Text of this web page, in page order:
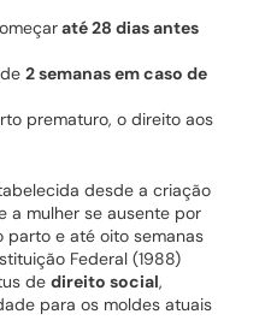
até 28 dias antes
2 semanas em caso de
prematuro, o direito aos
desde a criação
a mulher se ausente por
parto e até oito semanas
Federal (1988)
de direito social,
para os moldes atuais